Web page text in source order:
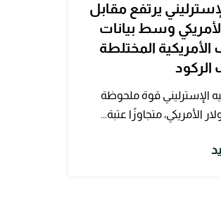
يرتفع مقابل
الأمريكي وسط بيانات
الأمريكية المختلطة
الإسترليني قوة ملحوظة
الأمريكي، متجاوزًا عتبة...